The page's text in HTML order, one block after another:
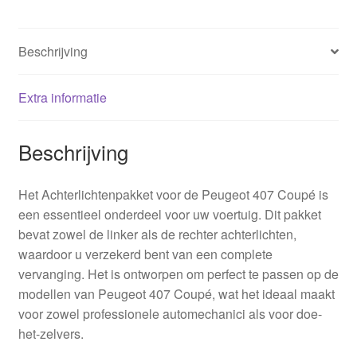
Beschrijving
Extra informatie
Beschrijving
Het Achterlichtenpakket voor de Peugeot 407 Coupé is
een essentieel onderdeel voor uw voertuig. Dit pakket
bevat zowel de linker als de rechter achterlichten,
waardoor u verzekerd bent van een complete
vervanging. Het is ontworpen om perfect te passen op de
modellen van Peugeot 407 Coupé, wat het ideaal maakt
voor zowel professionele automechanici als voor doe-
het-zelvers.